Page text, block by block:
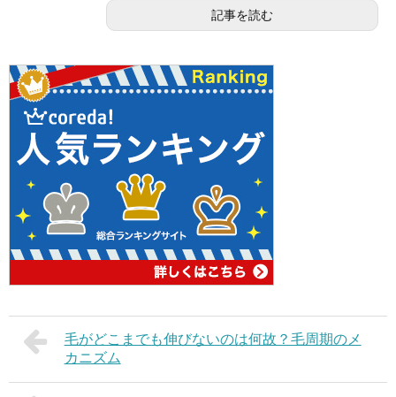
記事を読む
毛がどこまでも伸びないのは何故？毛周期のメ
カニズム